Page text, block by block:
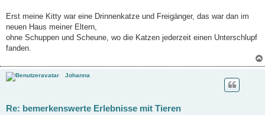
Erst meine Kitty war eine Drinnenkatze und Freigänger, das war dan im
neuen Haus meiner Eltern,
ohne Schuppen und Scheune, wo die Katzen jederzeit einen Unterschlupf
fanden.
Johanna
Re: bemerkenswerte Erlebnisse mit Tieren